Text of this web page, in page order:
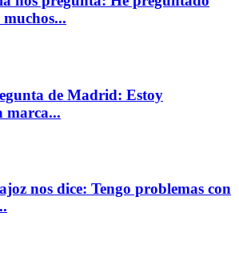
de Madrid: Estoy
marca...
nos dice: Tengo problemas con